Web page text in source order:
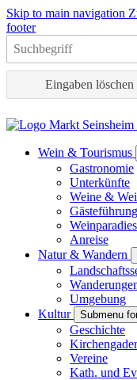
Skip to main navigation
footer
Eingaben löschen
Wein & Tourismus
Gastronomie
Unterkünfte
Weine &
Weinparadies
Anreise
Natur & Wandern
Umgebung
Kultur
Submenu
Geschichte
Vereine
Kath. und